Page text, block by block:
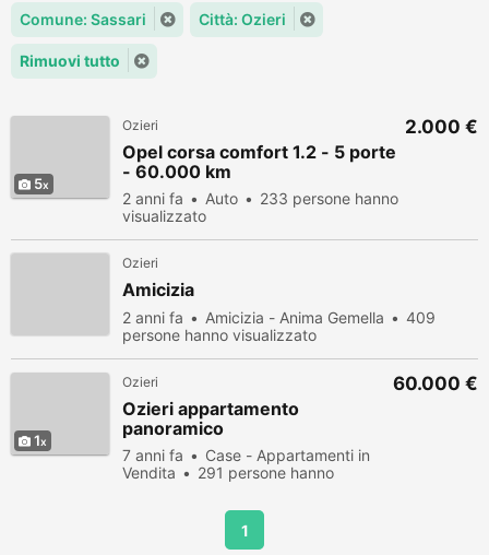
Comune: Sassari Città: Ozieri
Rimuovi tutto
5
Ozieri
Opel corsa comfort 1.2 - 5 porte
- 60.000 km
2 anni fa Auto
233 persone hanno
visualizzato
2.000 €
Ozieri
Amicizia
2 anni fa Amicizia - Anima Gemella
409
persone hanno visualizzato
1
Ozieri
Ozieri appartamento
panoramico
7 anni fa
Case - Appartamenti in
Vendita
291 persone hanno
60.000 €
1